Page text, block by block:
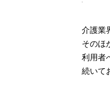
介護業
そのほ
利用者
続いて